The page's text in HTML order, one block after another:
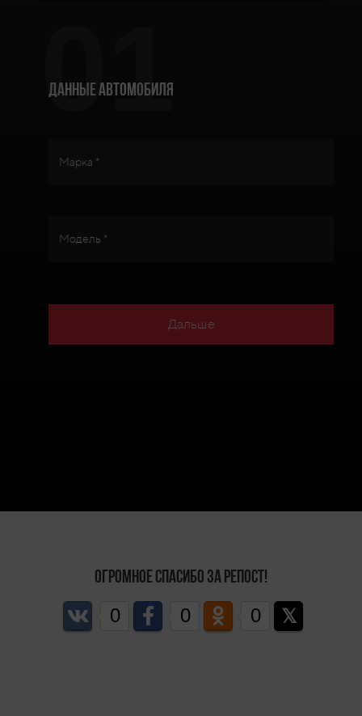
01
Данные автомобиля
Марка *
Модель *
Дальше
Огромное спасибо за репост!
0 0 0